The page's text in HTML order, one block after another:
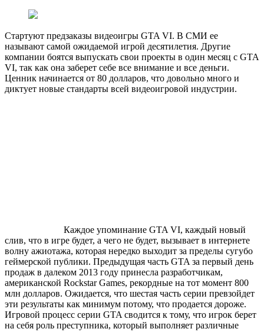
Стартуют предзаказы видеоигры GTA VI. В СМИ ее
называют самой ожидаемой игрой десятилетия. Другие
компании боятся выпускать свои проекты в один месяц с GTA
VI, так как она заберет себе все внимание и все деньги.
Ценник начинается от 80 долларов, что довольно много и
диктует новые стандарты всей видеоигровой индустрии.
Каждое упоминание GTA VI, каждый новый
слив, что в игре будет, а чего не будет, вызывает в интернете
волну ажиотажа, которая нередко выходит за пределы сугубо
геймерской публики. Предыдущая часть GTA за первый день
продаж в далеком 2013 году принесла разработчикам,
американской Rockstar Games, рекордные на тот момент 800
млн долларов. Ожидается, что шестая часть серии превзойдет
эти результаты как минимум потому, что продается дороже.
Игровой процесс серии GTA сводится к тому, что игрок берет
на себя роль преступника, который выполняет различные